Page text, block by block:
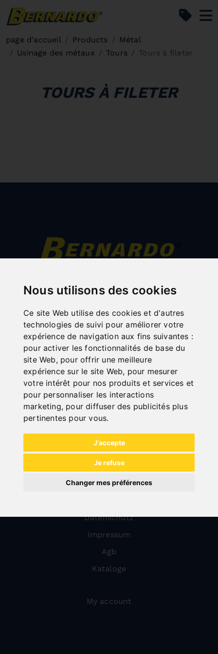
Nous utilisons des cookies
Ce site Web utilise des cookies et d'autres
technologies de suivi pour améliorer votre
expérience de navigation aux fins suivantes :
pour activer les fonctionnalités de base du
site Web, pour offrir une meilleure
expérience sur le site Web, pour mesurer
votre intérêt pour nos produits et services et
pour personnaliser les interactions
marketing, pour diffuser des publicités plus
pertinentes pour vous.
J'accepte
Je refuse
Changer mes préférences
page d'accueil Products
Métal
Usinage des métaux
Tours Tours à fileter
TOURS À FILETER
All categories
Métal
Transport
Usinage de la tôle
Sale
Dispositifs de protection pour fraiseuses
Compresseurs
Atelier
Technique de nettoyage
Système de tronçonnage à pierre
Dispositifs de protection
Datenschutz
Impressum
Agb
Kataloge
My account